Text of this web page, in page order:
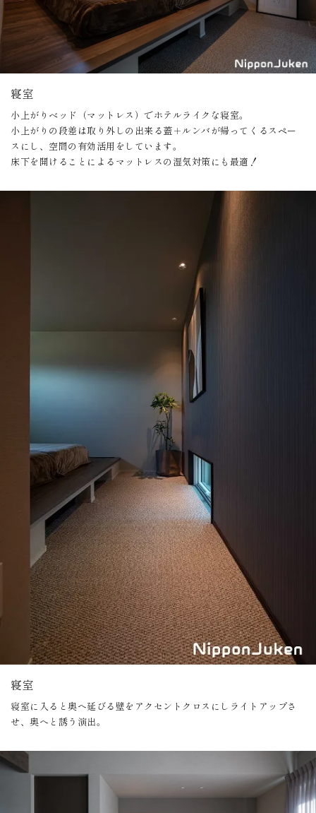
寝室
小上がりベッド（マットレス）でホテルライクな寝室。
小上がりの段差は取り外しの出来る蓋＋ルンバが帰ってくるスペー
スにし、空間の有効活用をしています。
床下を開けることによるマットレスの湿気対策にも最適！
寝室
寝室に入ると奥へ延びる壁をアクセントクロスにしライトアップさ
せ、奥へと誘う演出。